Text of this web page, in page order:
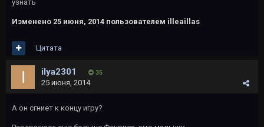
узнать
Изменено 25 июня, 2014 пользователем illeaillas
Цитата
ilya2301 35
25 июня, 2014
А он сгниет к концу игру?